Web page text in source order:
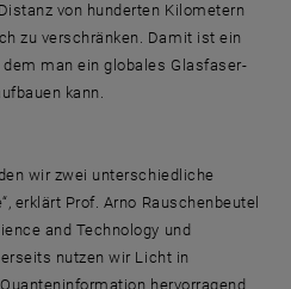
von hunderten Kilometern
zu verschränken. Damit ist ein
man ein globales Glasfaser-
kann.
wir zwei unterschiedliche
erklärt Prof. Arno Rauschenbeutel
and Technology und
nutzen wir Licht in
hervorragend